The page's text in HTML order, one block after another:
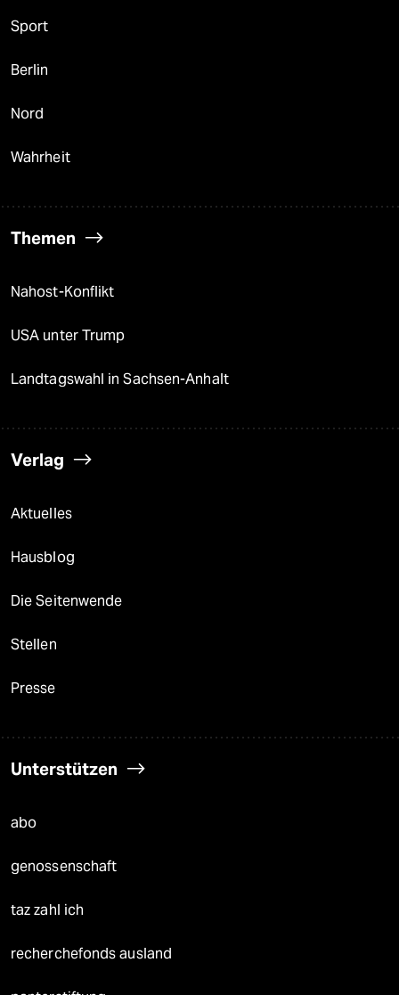
Sport
Berlin
Nord
Wahrheit
Themen
Nahost-Konflikt
USA unter Trump
Landtagswahl in Sachsen-Anhalt
Verlag
Aktuelles
Hausblog
Die Seitenwende
Stellen
Presse
Unterstützen
abo
genossenschaft
taz zahl ich
recherchefonds ausland